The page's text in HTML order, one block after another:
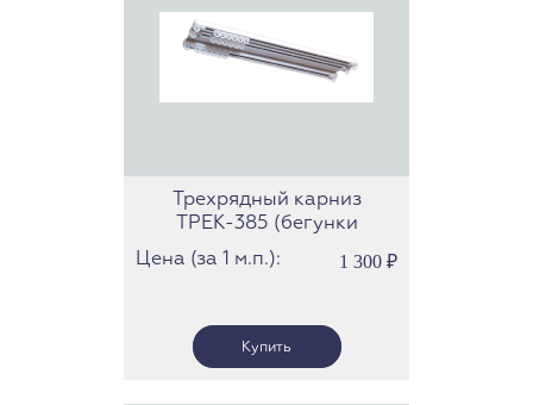
Трехрядный карниз
ТРЕК-385 (бегунки
скольжения)
Цена (за 1 м.п.): 1 300 ₽